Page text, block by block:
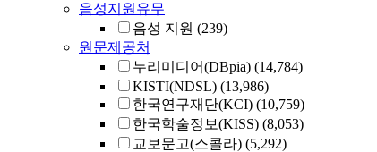
음성지원유무
음성 지원 (239)
원문제공처
누리미디어(DBpia) (14,784)
KISTI(NDSL) (13,986)
한국연구재단(KCI) (10,759)
한국학술정보(KISS) (8,053)
교보문고(스콜라) (5,292)